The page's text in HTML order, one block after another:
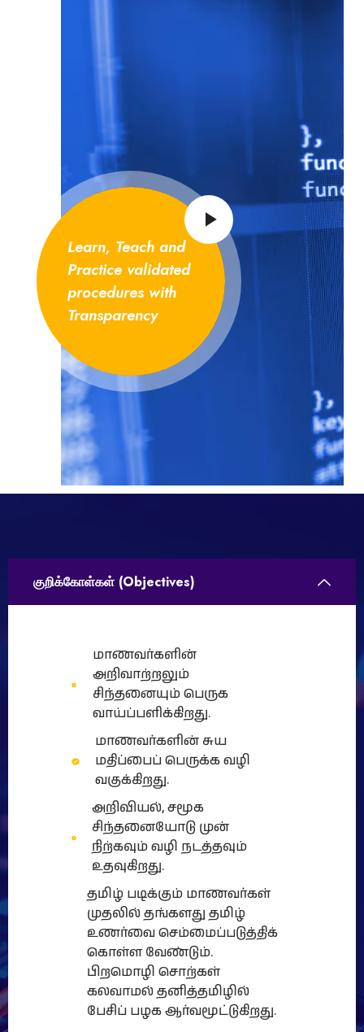
Learn, Teach and
Practice validated
procedures with
Transparency
குறிக்கோள்கள் (Objectives)
மாணவர்களின்
அறிவாற்றலும்
சிந்தனையும் பெருக
வாய்ப்பளிக்கிறது.
மாணவர்களின் சுய
மதிப்பைப் பெருக்க வழி
வகுக்கிறது.
அறிவியல், சமூக
சிந்தனையோடு முன்
நிற்கவும் வழி நடத்தவும்
உதவுகிறது.
தமிழ் படிக்கும் மாணவர்கள்
முதலில் தங்களது தமிழ்
உணர்வை செம்மைப்படுத்திக்
கொள்ள வேண்டும்.
பிறமொழி சொற்கள்
கலவாமல் தனித்தமிழில்
பேசிப் பழக ஆர்வமூட்டுகிறது.